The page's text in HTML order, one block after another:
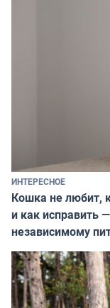
ИНТЕРЕСНОЕ
Кошка не любит,
и как исправить
независимому